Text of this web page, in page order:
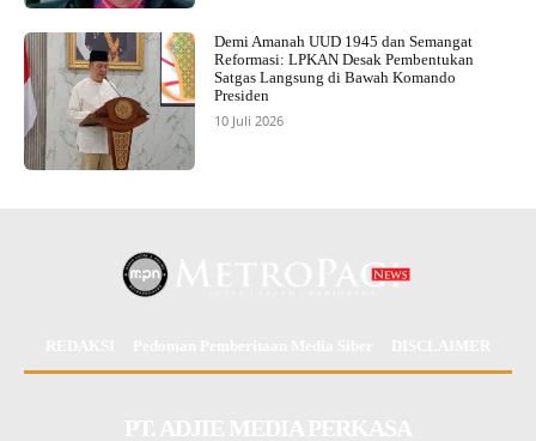
Demi Amanah UUD 1945 dan Semangat
Reformasi: LPKAN Desak Pembentukan
Satgas Langsung di Bawah Komando
Presiden
10 Juli 2026